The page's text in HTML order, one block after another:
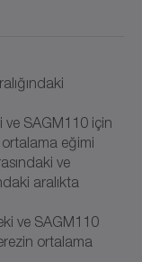
ve SAGM110 için
ortalama eğimi
ve
aralıkta
ve SAGM110
ortalama